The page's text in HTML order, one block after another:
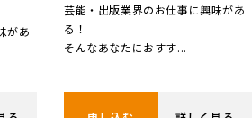
があ
芸能・出版業界のお仕事に興味があ
る！
そんなあなたにおすす...